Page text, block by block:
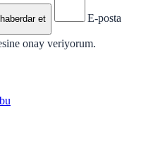
et E-posta
onay veriyorum.